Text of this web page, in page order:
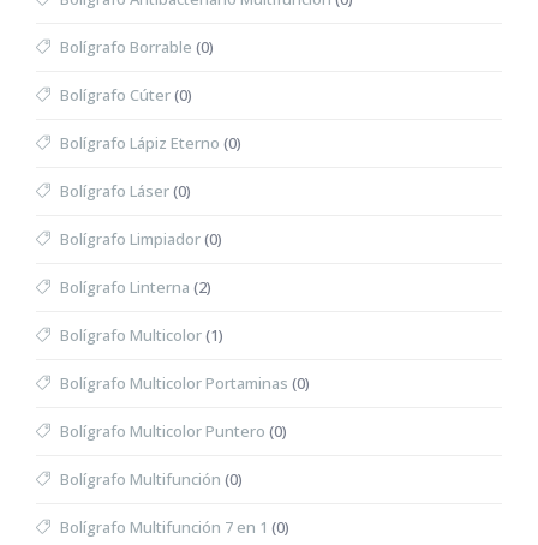
Bolígrafo Borrable (0)
Bolígrafo Cúter(0)
Bolígrafo Lápiz Eterno (0)
Bolígrafo Láser(0)
Bolígrafo Limpiador(0)
Bolígrafo Linterna (2)
Bolígrafo Multicolor(1)
Bolígrafo Multicolor Portaminas (0)
Bolígrafo Multicolor Puntero (0)
Bolígrafo Multifunción (0)
Bolígrafo Multifunción 7 en 1 (0)